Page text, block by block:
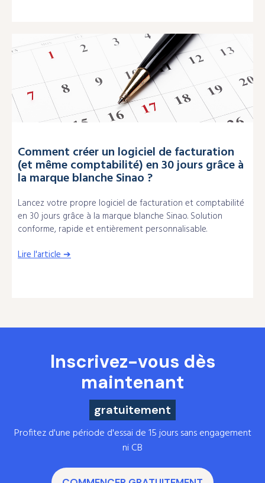
Comment créer un logiciel de facturation
(et même comptabilité) en 30 jours grâce à
la marque blanche Sinao ?
Lancez votre propre logiciel de facturation et comptabilité
en 30 jours grâce à la marque blanche Sinao. Solution
conforme, rapide et entièrement personnalisable.
Lire l'article ➔
Inscrivez-vous dès
maintenant
gratuitement
Profitez d'une période d'essai de 15 jours sans engagement
ni CB